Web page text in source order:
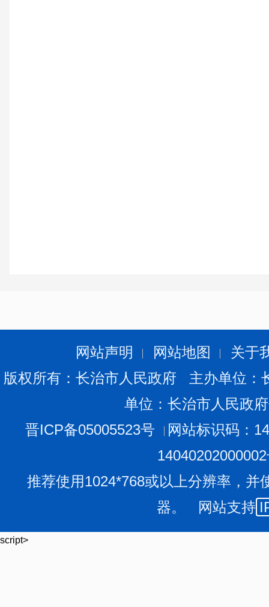
网站声明 网站地图
关于
版权所有：长治市人民政府 主办单位
单位：长治市人民政
晋ICP备05005523号
网站标识码：
推荐使用1024*768或以上分辨率，并
器。 网站支持
script>